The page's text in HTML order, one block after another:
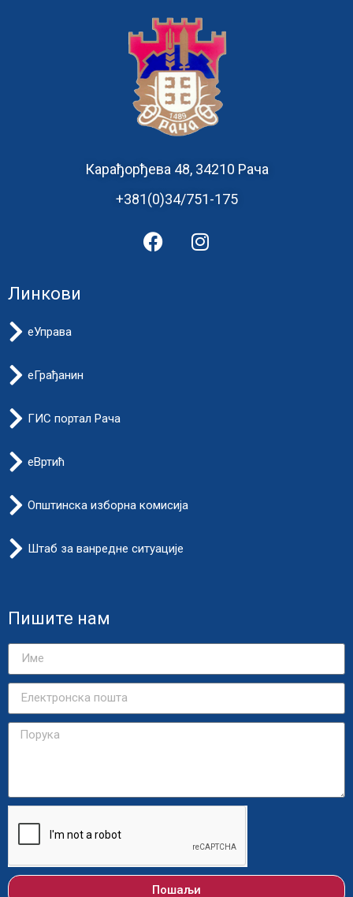
Карађорђева 48, 34210 Рача
+381(0)34/751-175
Линкови
еУправа
еГрађанин
ГИС портал Рача
еВртић
Општинска изборна комисија
Штаб за ванредне ситуације
Пишите нам
Пошаљи